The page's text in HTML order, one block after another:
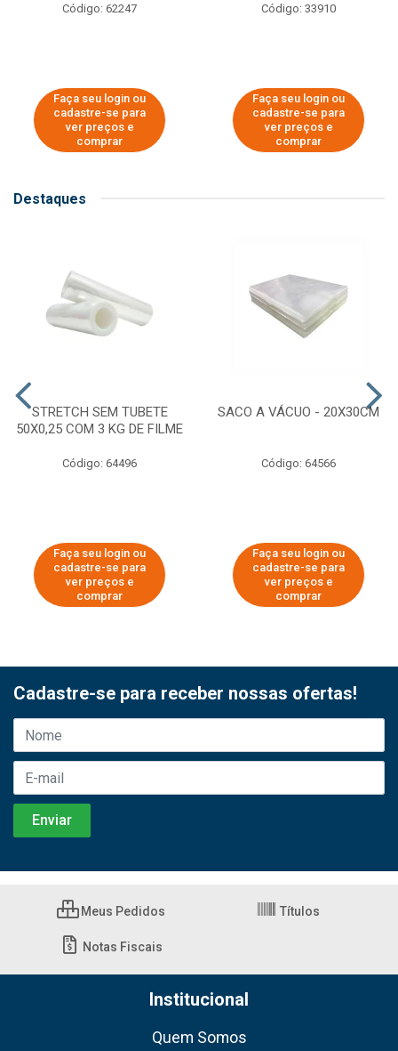
Código: 62247
Faça seu login ou
cadastre-se para
ver preços e
comprar
Código: 33910
Faça seu login ou
cadastre-se para
ver preços e
comprar
Destaques
STRETCH SEM TUBETE
50X0,25 COM 3 KG DE FILME
Código: 64496
Faça seu login ou
cadastre-se para
ver preços e
comprar
SACO A VÁCUO - 20X30CM
Código: 64566
Faça seu login ou
cadastre-se para
ver preços e
comprar
Cadastre-se para receber nossas ofertas!
Meus Pedidos Títulos
Notas Fiscais
Institucional
Quem Somos